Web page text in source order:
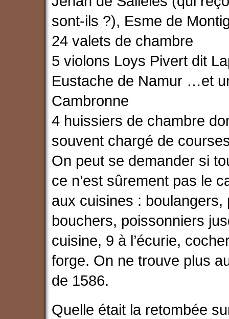
sont-ils ?), Esme de
24 valets de chambre
5 violons Loys Pivert dit
Eustache de Namur …et
Cambronne
4 huissiers de chambre
souvent chargé de
On peut se demander si
ce n’est sûrement pas le
aux cuisines :
bouchers, poissonniers
cuisine, 9 à l’écurie,
forge. On ne trouve plus
de 1586.
Quelle était la retombée